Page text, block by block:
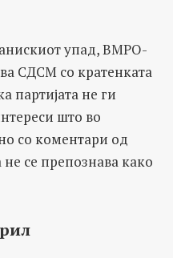
упад, ВМРО-
СДСМ со кратенката
партијата не ги
што во
со коментари од
не се препознава како